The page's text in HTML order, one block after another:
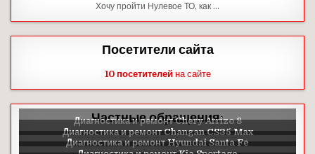
Хочу пройти Нулевое ТО, как …
Посетители сайта
10 посетителейна сайте
Частные обращения: